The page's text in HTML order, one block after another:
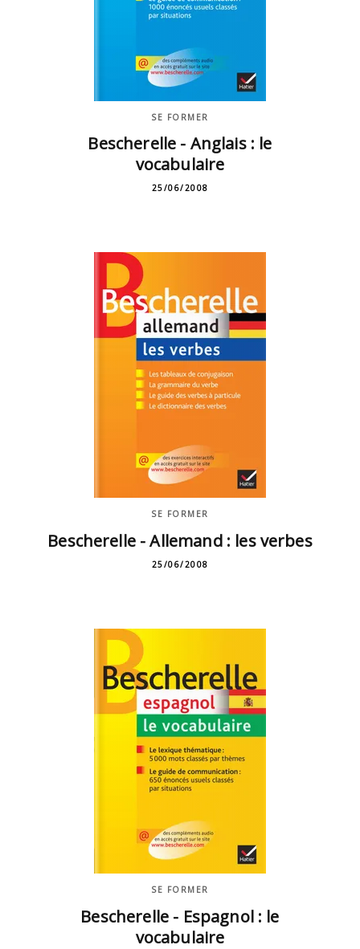
SE FORMER
Bescherelle - Anglais : le
vocabulaire
25/06/2008
SE FORMER
Bescherelle - Allemand : les verbes
25/06/2008
SE FORMER
Bescherelle - Espagnol : le
vocabulaire